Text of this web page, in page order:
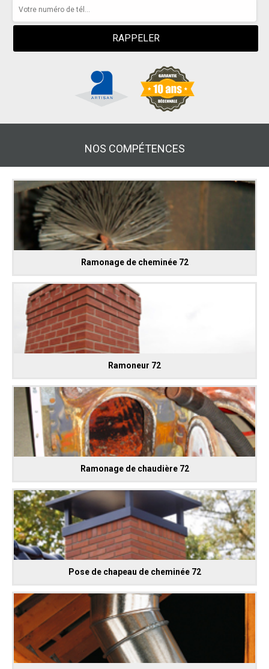
NOS COMPÉTENCES
Ramonage de cheminée 72
Ramoneur 72
Ramonage de chaudière 72
Pose de chapeau de cheminée 72